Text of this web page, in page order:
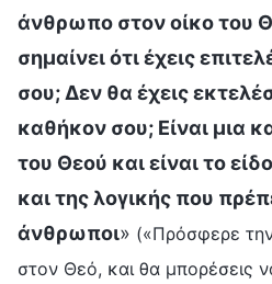
άνθρωπο στον οίκο του
σημαίνει ότι έχεις
σου; Δεν θα έχεις
καθήκον σου; Είναι μια
του Θεού και είναι το
και της λογικής που
άνθρωποι» («Πρόσφερε
στον Θεό, και θα μπορέσεις